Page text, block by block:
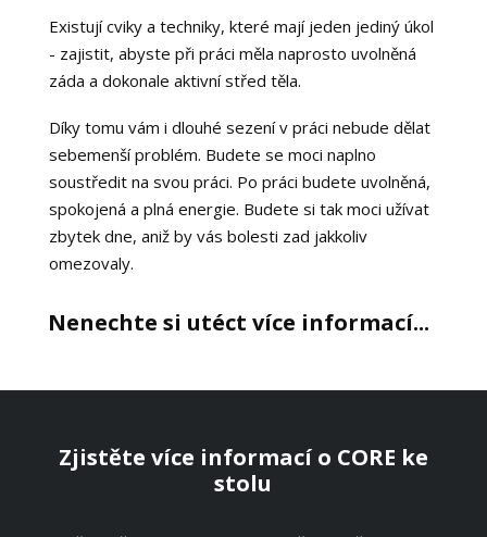
Existují cviky a techniky, které mají jeden jediný úkol
- zajistit, abyste při práci měla naprosto uvolněná
záda a dokonale aktivní střed těla.
Díky tomu vám i dlouhé sezení v práci nebude dělat
sebemenší problém. Budete se moci naplno
soustředit na svou práci. Po práci budete uvolněná,
spokojená a plná energie. Budete si tak moci užívat
zbytek dne, aniž by vás bolesti zad jakkoliv
omezovaly.
Nenechte si utéct více informací...
Zjistěte více informací o CORE ke
stolu